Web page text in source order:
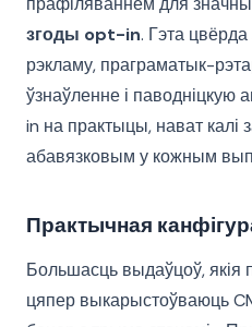
згоды opt-in. Гэта
рэкламу, праграматык-
ўзнаўленне і паводніцкую
in на практыцы, нават калі
абавязковым у кожным
Практычная
Большасць выдаўцоў, якія
цяпер выкарыстоўваюць